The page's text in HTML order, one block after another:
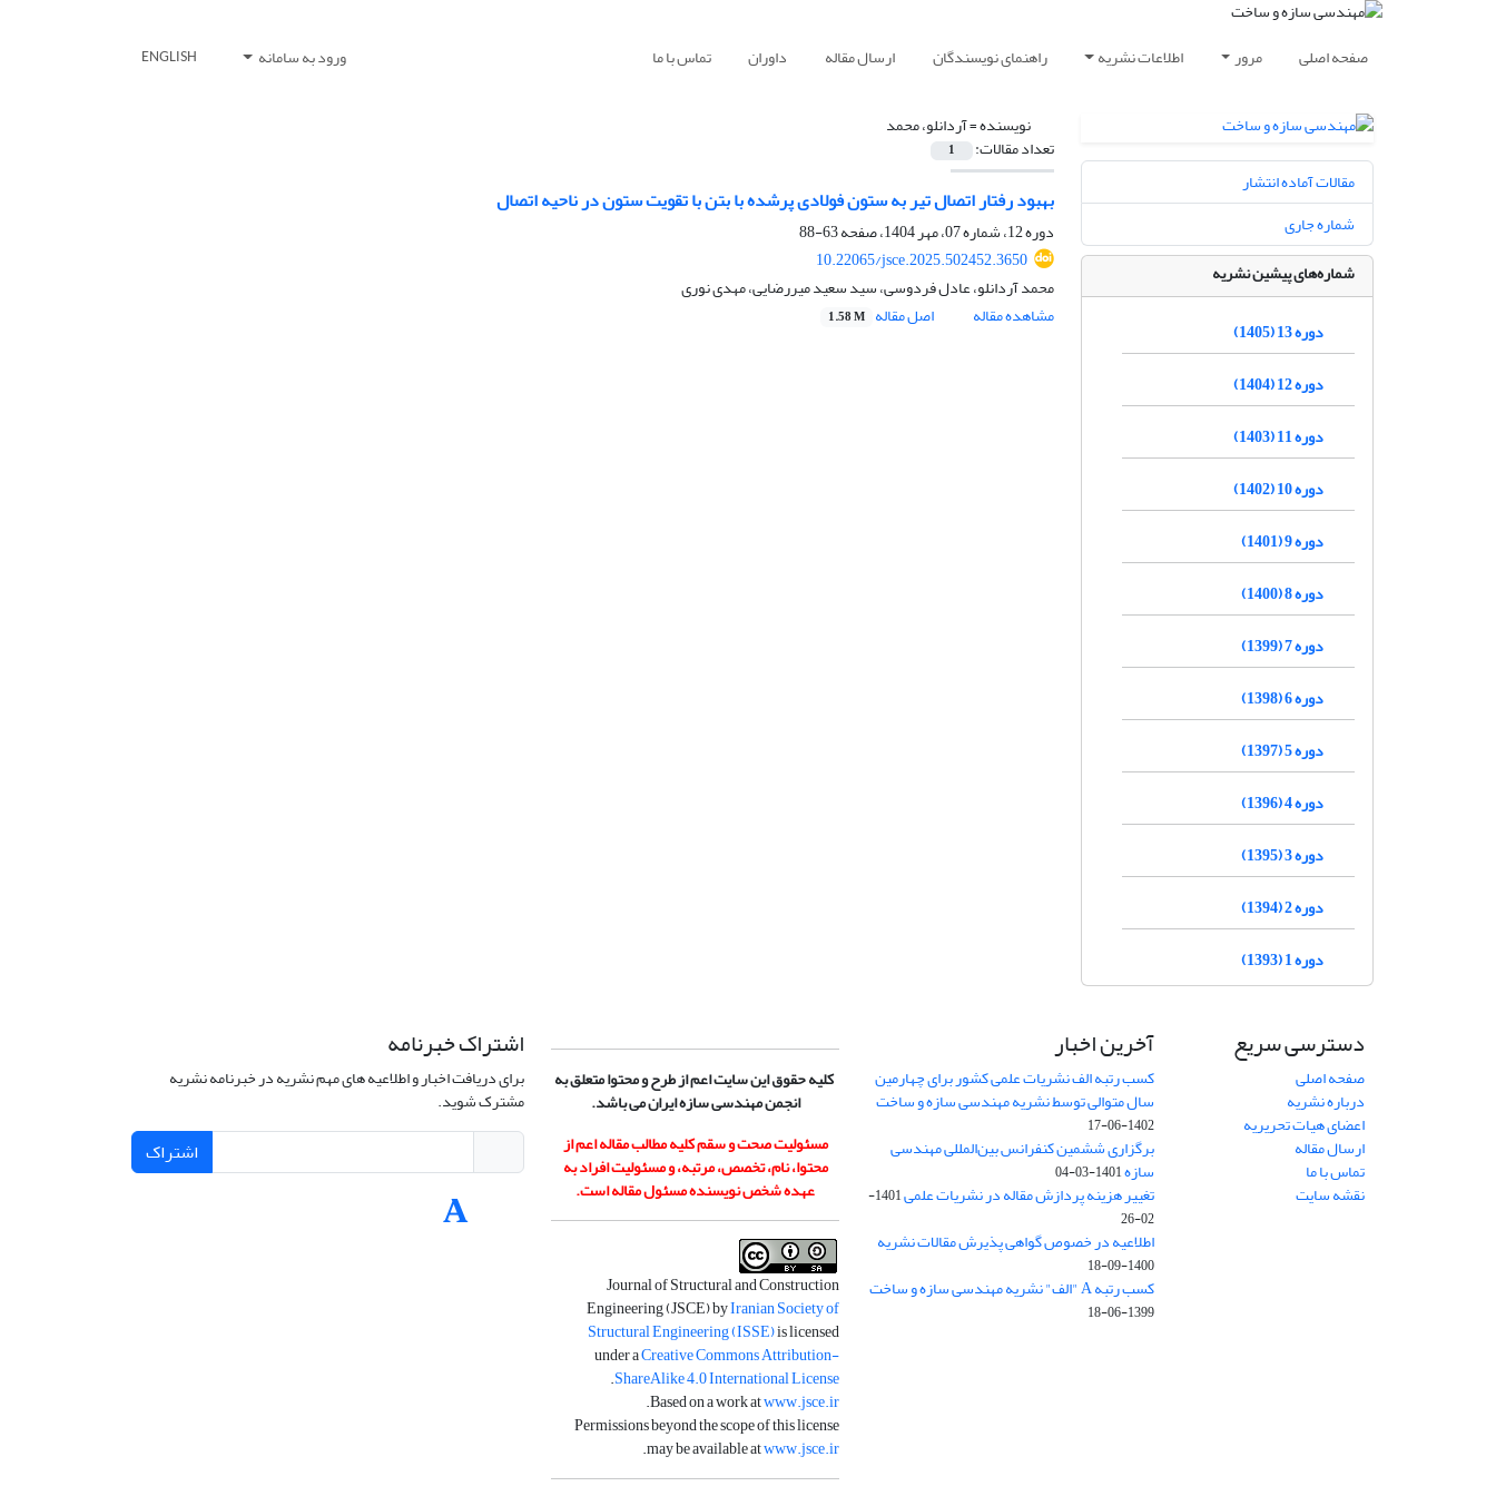
صفحه اصلی مرور اطلاعات نشریه راهنمای نویسندگان ارسال مقاله داوران تماس با ما ورود به سامانه ENGLISH
نویسنده =آردانلو، محمد
تعداد مقالات: 1
بهبود رفتار اتصال تیر به ستون فولادی پرشده با بتن با تقویت ستون در ناحیه اتصال
دوره 12، شماره 07، مهر 1404، صفحه
63-88
10.22065/jsce.2025.502452.3650
محمد آردانلو، عادل فردوسی، سید سعید میررضایی، مهدی نوری
مشاهده مقاله
اصل مقاله 1.58 M
مقالات آماده انتشار
شماره جاری
شماره‌های پیشین نشریه
دوره 13 (1405)
دوره 12 (1404)
دوره 11 (1403)
دوره 10 (1402)
دوره 9 (1401)
دوره 8 (1400)
دوره 7 (1399)
دوره 6 (1398)
دوره 5 (1397)
دوره 4 (1396)
دوره 3 (1395)
دوره 2 (1394)
دوره 1 (1393)
دسترسی سریع
صفحه اصلی
درباره نشریه
اعضای هیات تحریریه
ارسال مقاله
تماس با ما
نقشه سایت
آخرین اخبار
کسب رتبه الف نشریات علمی کشور برای چهارمین
سال متوالی توسط نشریه مهندسی سازه و ساخت
1402-06-17
برگزاری ششمین کنفرانس بین‌المللی مهندسی
سازه1401-03-04
تغییر هزینه پردازش مقاله در نشریات علمی
1401-
02-26
اطلاعیه در خصوص گواهی پذیرش مقالات نشریه
1400-09-18
کسب رتبه A "الف" نشریه مهندسی سازه و ساخت
1399-06-18
کلیه حقوق این سایت اعم از طرح و محتوا متعلق به
انجمن مهندسی سازه ایران می باشد.
مسئولیت صحت و سقم کلیه مطالب مقاله اعم از
محتوا، نام، تخصص، مرتبه، و مسئولیت افراد به
عهده شخص نویسنده مسئول مقاله است.
Journal of Structural and Construction
Engineering (JSCE) byIranian Society of
Structural Engineering (ISSE)is licensed
under aCreative Commons Attribution-
ShareAlike 4.0 International License
.
Based on a work atwww.jsce.ir
.
Permissions beyond the scope of this license
may be available atwww.jsce.ir
.
اشتراک خبرنامه
برای دریافت اخبار و اطلاعیه های مهم نشریه در خبرنامه نشریه
مشترک شوید.
اشتراک